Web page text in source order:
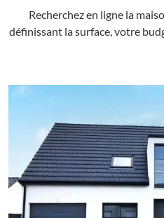
Recherchez en ligne la
définissant la surface, votre